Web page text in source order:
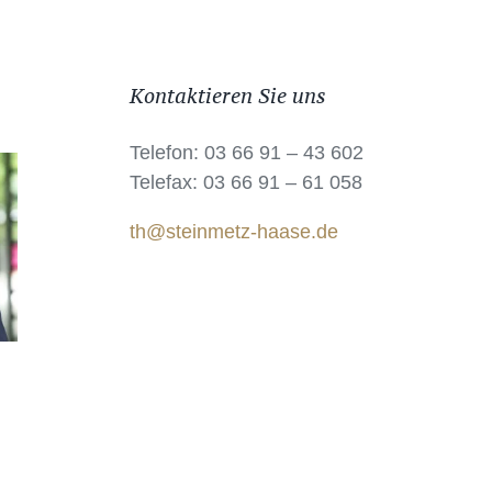
Kontaktieren Sie uns
Telefon: 03 66 91 – 43 602
Telefax: 03 66 91 – 61 058
th@steinmetz-haase.de